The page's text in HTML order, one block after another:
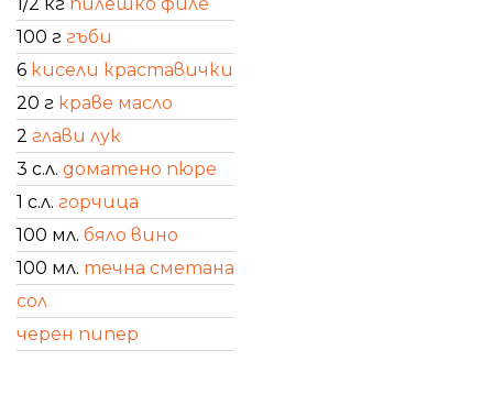
1/2 кг пилешко филе
100 г гъби
6 кисели краставички
20 г краве масло
2 глави лук
3 с.л. доматено пюре
1 с.л. горчица
100 мл. бяло вино
100 мл. течна сметана
сол
черен пипер